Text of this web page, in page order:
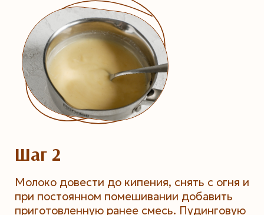
Шаг 2
Молоко довести до кипения, снять с огня и
при постоянном помешивании добавить
приготовленную ранее смесь. Пудинговую